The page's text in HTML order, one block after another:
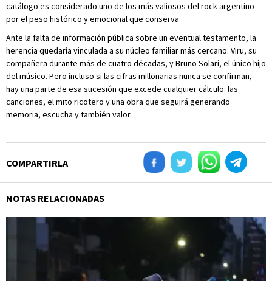
catálogo es considerado uno de los más valiosos del rock argentino
por el peso histórico y emocional que conserva.
Ante la falta de información pública sobre un eventual testamento, la
herencia quedaría vinculada a su núcleo familiar más cercano: Viru, su
compañera durante más de cuatro décadas, y Bruno Solari, el único hijo
del músico. Pero incluso si las cifras millonarias nunca se confirman,
hay una parte de esa sucesión que excede cualquier cálculo: las
canciones, el mito ricotero y una obra que seguirá generando
memoria, escucha y también valor.
COMPARTIRLA
NOTAS RELACIONADAS